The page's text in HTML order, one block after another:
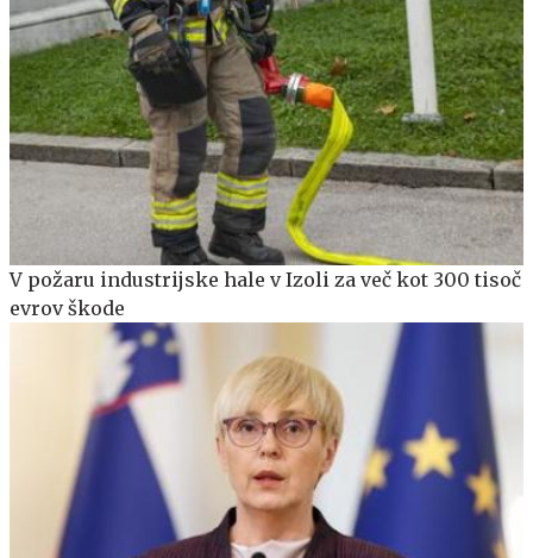
V požaru industrijske hale v Izoli za več kot 300 tisoč
evrov škode